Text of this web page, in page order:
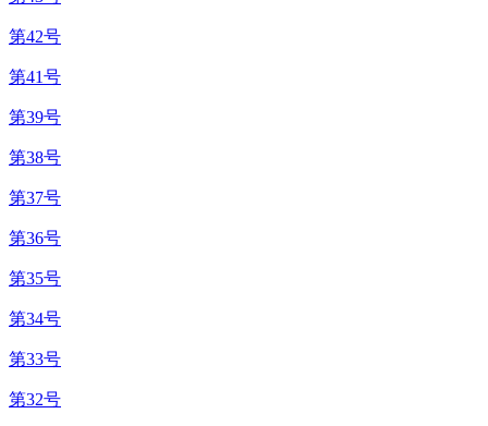
第42号
第41号
第39号
第38号
第37号
第36号
第35号
第34号
第33号
第32号